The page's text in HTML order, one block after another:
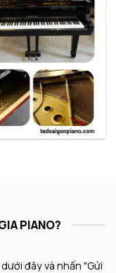
PIANO?
đây và nhấn "Gửi